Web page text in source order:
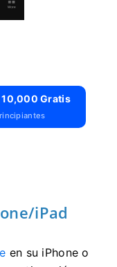
10,000 Gratis
iPad
en su iPhone o